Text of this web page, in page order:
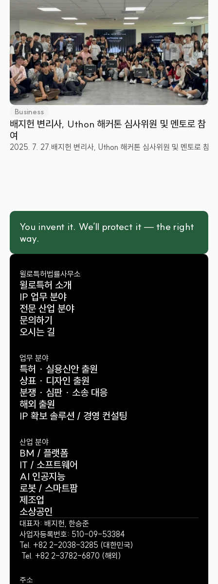
Business
배지헌 변리사, Uthon 해커톤 심사위원 및 멘토로 참
여
2025. 7. 27. 배지헌 변리사, Uthon 해커톤 심사위원 및 멘토로 참여
You invent it. We’ll protect it — the right
way.
윌로특허법률사무소
윌로특허 소개
IP 업무 분야
전문 산업 분야
문의하기
오시는 길
업무 분야
특허 · 실용신안 출원
상표 · 디자인 출원
분쟁 · 심판 · 소송 대응
해외 출원
IP 확보 솔루션 / 경영 컨설팅
산업 분야
BM / 플랫폼
IT / 소프트웨어
AI 인공지능
로봇 / 스마트팜
제조업
소상공인
대표자: 배지헌, 한승준
사업자등록번호: 510-09-53384
Tel. +82 2-2038-3285 (대한민국)
Tel. +82 2-3782-6870 (해외)
주소